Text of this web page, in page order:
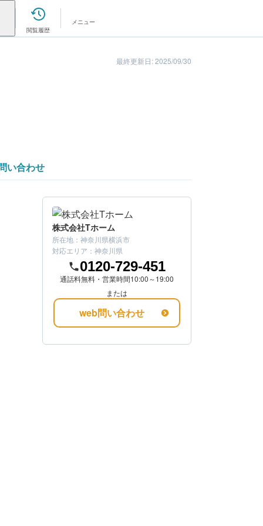
閲覧履歴
メニュー
最終更新日: 2025/09/30
い合わせ
まずは金額を確認してみましょう
金額を知る
株式会社Tホーム
所在地： 神奈川県横浜市
対応エリア： 神奈川県
0120-729-451
通話料無料・営業時間10:00～19:00
または
web問い合わせ